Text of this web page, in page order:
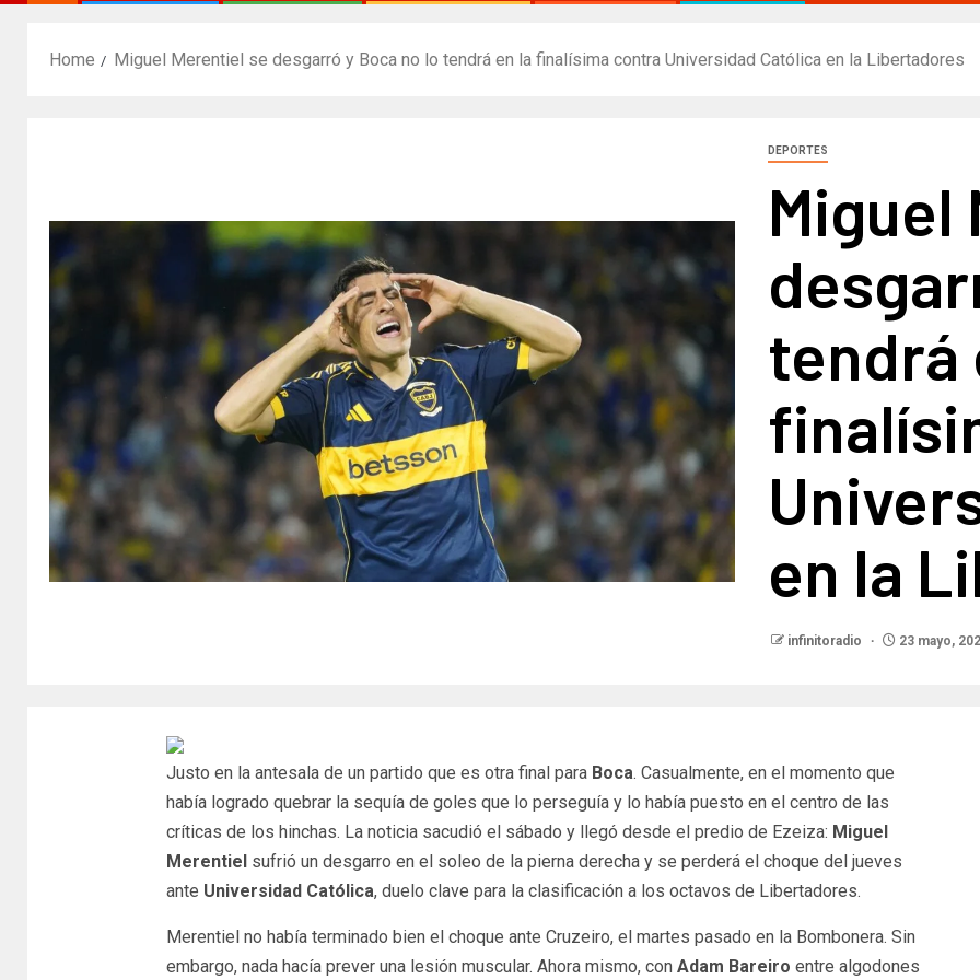
Home Miguel Merentiel se desgarró y Boca no lo tendrá en la finalísima contra Universidad Católica en la Libertadores
DEPORTES
Miguel
tendrá
en la
infinitoradio 23 mayo,
Justo en la antesala de un partido que es otra final para Boca. Casualmente, en el momento que
había logrado quebrar la sequía de goles que lo perseguía y lo había puesto en el centro de las
críticas de los hinchas. La noticia sacudió el sábado y llegó desde el predio de Ezeiza: Miguel
Merentiel sufrió un desgarro en el soleo de la pierna derecha y se perderá el choque del jueves
ante Universidad Católica, duelo clave para la clasificación a los octavos de Libertadores.
Merentiel no había terminado bien el choque ante Cruzeiro, el martes pasado en la Bombonera. Sin
embargo, nada hacía prever una lesión muscular. Ahora mismo, con Adam Bareiro entre algodones